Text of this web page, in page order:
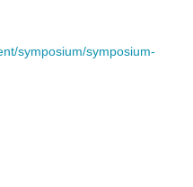
symposium/symposium-